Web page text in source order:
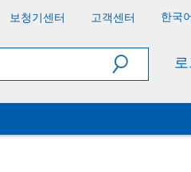
보청기센터 고객센터 한국